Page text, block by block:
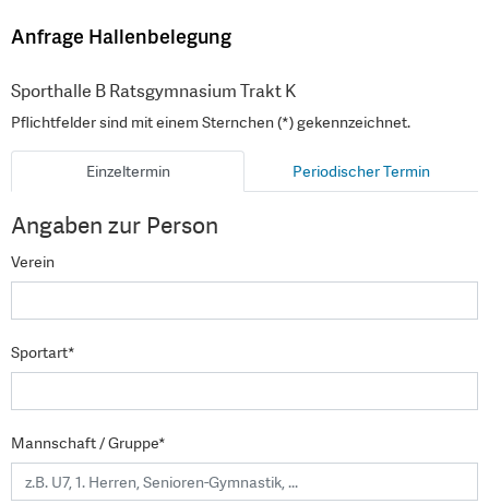
Anfrage Hallenbelegung
Sporthalle B Ratsgymnasium Trakt K
Pflichtfelder sind mit einem Sternchen (*) gekennzeichnet.
Einzeltermin Periodischer Termin
Angaben zur Person
Verein
Sportart*
Mannschaft / Gruppe*